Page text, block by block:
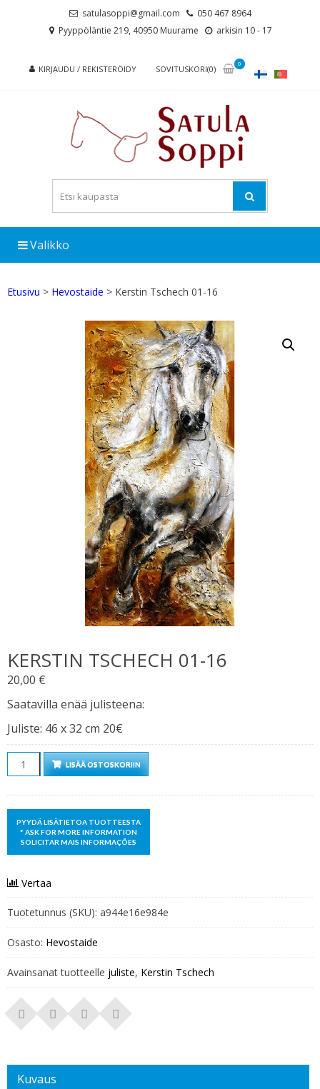
satulasoppi@gmail.com
050 467 8964
Pyyppöläntie 219, 40950 Muurame
arkisin 10 - 17
KIRJAUDU / REKISTERÖIDY SOVITUSKORI(0)
0
Valikko
Etusivu > Hevostaide > Kerstin Tschech 01-16
KERSTIN TSCHECH 01-16
20,00 €
Saatavilla enää julisteena:
Juliste: 46 x 32 cm 20€
Määrä LISÄÄ OSTOSKORIIN
Vertaa
Tuotetunnus (SKU): a944e16e984e
Osasto: Hevostaide
Avainsanat tuotteelle juliste, Kerstin Tschech
Kuvaus